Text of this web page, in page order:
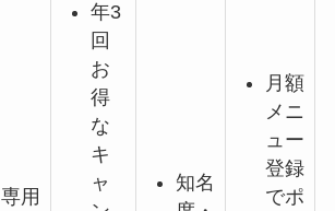
専用
年3
回
お
得
な
キ
ャ
知名
月額
メニ
ュー
登録
でポ